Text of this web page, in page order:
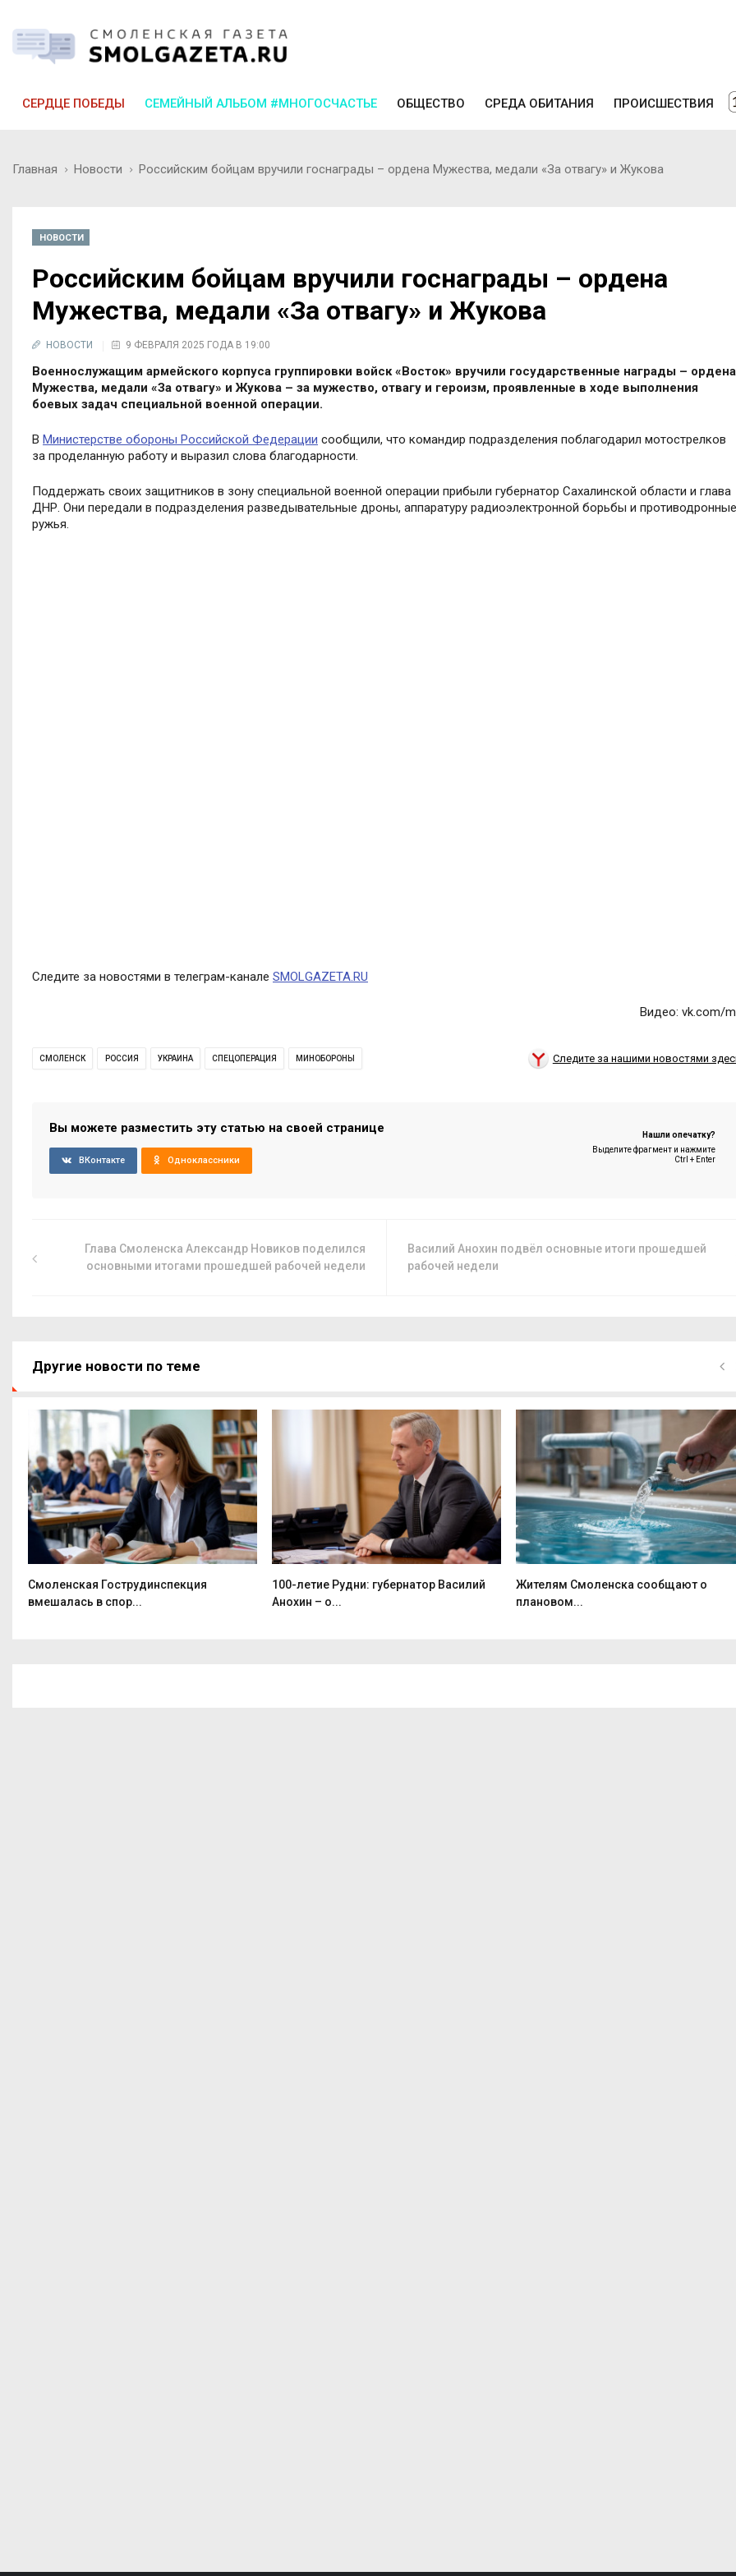
СЕРДЦЕ ПОБЕДЫ СЕМЕЙНЫЙ АЛЬБОМ #МНОГОСЧАСТЬЕ ОБЩЕСТВО СРЕДА ОБИТАНИЯ ПРОИСШЕСТВИЯ
Главная Новости Российским бойцам вручили госнаграды – ордена Мужества, медали «За отвагу» и Жукова
НОВОСТИ
Российским бойцам вручили госнаграды – ордена
Мужества, медали «За отвагу» и Жукова
НОВОСТИ 9 ФЕВРАЛЯ 2025 ГОДА В 19:00
Военнослужащим армейского корпуса группировки войск «Восток» вручили государственные награды – ордена
Мужества, медали «За отвагу» и Жукова – за мужество, отвагу и героизм, проявленные в ходе выполнения
боевых задач специальной военной операции.
В Министерстве обороны Российской Федерации сообщили, что командир подразделения поблагодарил мотострелков
за проделанную работу и выразил слова благодарности.
Поддержать своих защитников в зону специальной военной операции прибыли губернатор Сахалинской области и глава
ДНР. Они передали в подразделения разведывательные дроны, аппаратуру радиоэлектронной борьбы и противодронные
ружья.
Следите за новостями в телеграм-канале SMOLGAZETA.RU
Видео: vk.com/
СМОЛЕНСК РОССИЯ УКРАИНА СПЕЦОПЕРАЦИЯ МИНОБОРОНЫ Следите за нашими новостями
Вы можете разместить эту статью на своей странице
ВКонтакте Одноклассники
Нашли опечатку?
Выделите фрагмент и нажмите
Ctrl + Enter
Глава Смоленска Александр Новиков поделился
основными итогами прошедшей рабочей недели
Василий Анохин подвёл основные итоги прошедшей
рабочей недели
Другие новости по теме
Смоленская Гострудинспекция
вмешалась в спор...
100-летие Рудни: губернатор Василий
Анохин – о...
Жителям Смоленска сообщают о
плановом...